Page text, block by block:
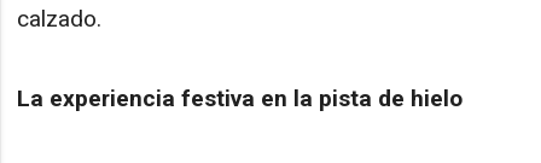
calzado.
La experiencia festiva en la pista de hielo